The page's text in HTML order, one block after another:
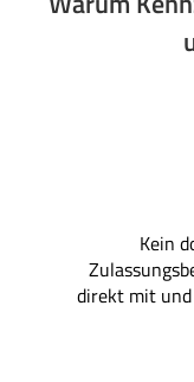
Kein
direkt mit und